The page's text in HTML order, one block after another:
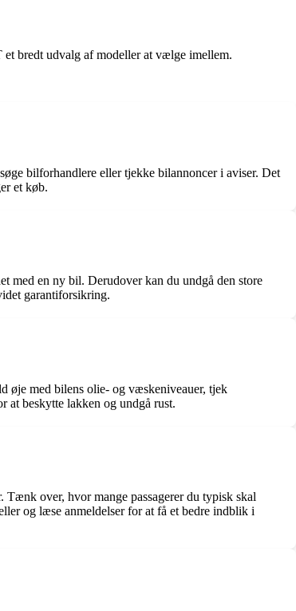
bredt udvalg af modeller at vælge imellem.
bilforhandlere eller tjekke bilannoncer i aviser. Det
et køb.
med en ny bil. Derudover kan du undgå den store
garantiforsikring.
øje med bilens olie- og væskeniveauer, tjek
at beskytte lakken og undgå rust.
over, hvor mange passagerer du typisk skal
og læse anmeldelser for at få et bedre indblik i